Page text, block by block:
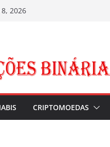
2026
CRIPTOMOEDAS